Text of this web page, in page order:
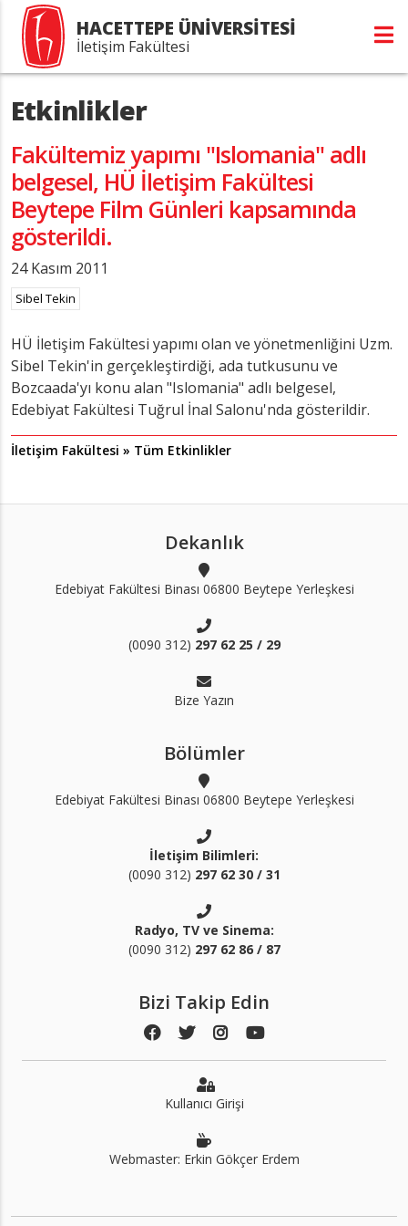
HACETTEPE ÜNİVERSİTESİ
İletişim Fakültesi
Etkinlikler
Fakültemiz yapımı "Islomania" adlı
belgesel, HÜ İletişim Fakültesi
Beytepe Film Günleri kapsamında
gösterildi.
24 Kasım 2011
Sibel Tekin
HÜ İletişim Fakültesi yapımı olan ve yönetmenliğini Uzm.
Sibel Tekin'in gerçekleştirdiği, ada tutkusunu ve
Bozcaada'yı konu alan "Islomania" adlı belgesel,
Edebiyat Fakültesi Tuğrul İnal Salonu'nda gösterildir.
İletişim Fakültesi » Tüm Etkinlikler
Dekanlık
Edebiyat Fakültesi Binası 06800 Beytepe Yerleşkesi
(0090 312) 297 62 25 / 29
Bize Yazın
Bölümler
Edebiyat Fakültesi Binası 06800 Beytepe Yerleşkesi
İletişim Bilimleri:
(0090 312) 297 62 30 / 31
Radyo, TV ve Sinema:
(0090 312) 297 62 86 / 87
Bizi Takip Edin
Kullanıcı Girişi
Webmaster: Erkin Gökçer Erdem